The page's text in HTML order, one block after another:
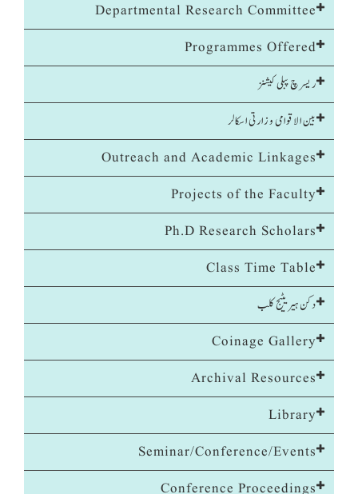
Departmental Research Committee
Programmes Offered
ریسرچ پبلی کیشنز
بین الاقوامی وزارتی اسکالر
Outreach and Academic Linkages
Projects of the Faculty
Ph.D Research Scholars
Class Time Table
دکن ہیریٹیج کلب
Coinage Gallery
Archival Resources
Library
Seminar/Conference/Events
Conference Proceedings